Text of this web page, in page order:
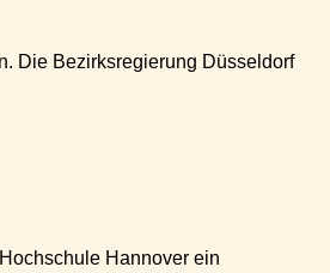
Die Bezirksregierung Düsseldorf
Hannover ein